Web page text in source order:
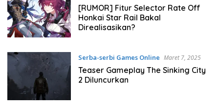
[RUMOR] Fitur Selector Rate Off
Honkai Star Rail Bakal
Direalisasikan?
Serba-serbi Games Online Maret 7, 2025
Teaser Gameplay The Sinking City
2 Diluncurkan